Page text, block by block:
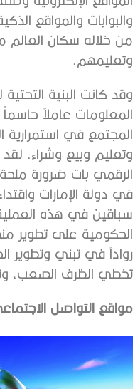
والبوابات والمواقع
من خلاله سكان العالم
وتعليمهم.
وقد كانت البنية
المعلومات عاملاً
المجتمع في
وتعليم وبيع وشراء. لقد
الرقمي بات ضرورة
في دولة الإمارات
سباقين في هذه
الحكومية على تطوير
رواداً في تبني وتطوير
تخطي الظرف الصعب،
مواقع التواصل